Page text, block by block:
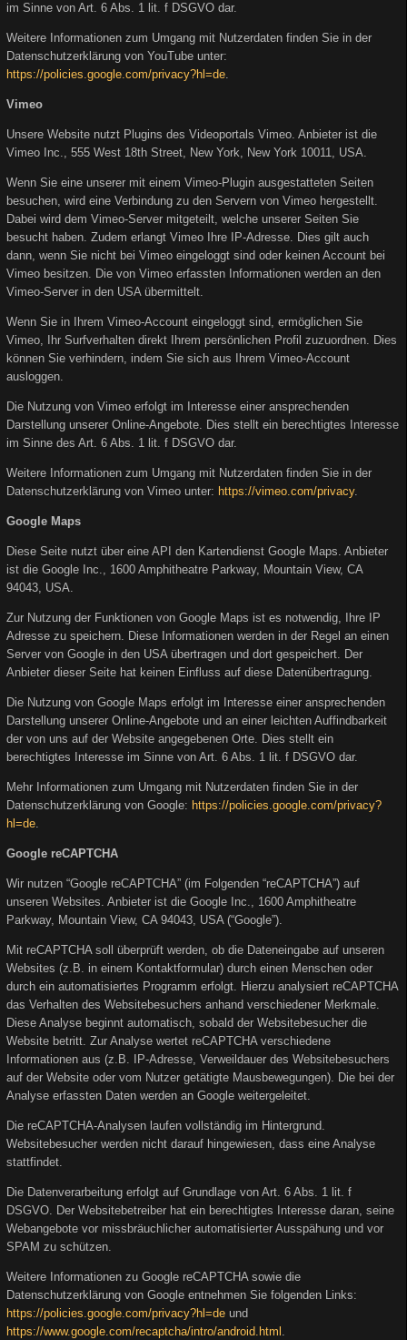
im Sinne von Art. 6 Abs. 1 lit. f DSGVO dar.
Weitere Informationen zum Umgang mit Nutzerdaten finden Sie in der
Datenschutzerklärung von YouTube unter:
https://policies.google.com/privacy?hl=de
Vimeo
Unsere Website nutzt Plugins des Videoportals Vimeo. Anbieter ist die
Vimeo Inc., 555 West 18th Street, New York, New York 10011, USA.
Wenn Sie eine unserer mit einem Vimeo-Plugin ausgestatteten Seiten
besuchen, wird eine Verbindung zu den Servern von Vimeo hergestellt.
Dabei wird dem Vimeo-Server mitgeteilt, welche unserer Seiten Sie
besucht haben. Zudem erlangt Vimeo Ihre IP-Adresse. Dies gilt auch
dann, wenn Sie nicht bei Vimeo eingeloggt sind oder keinen Account bei
Vimeo besitzen. Die von Vimeo erfassten Informationen werden an den
Vimeo-Server in den USA übermittelt.
Wenn Sie in Ihrem Vimeo-Account eingeloggt sind, ermöglichen Sie
Vimeo, Ihr Surfverhalten direkt Ihrem persönlichen Profil zuzuordnen. Dies
können Sie verhindern, indem Sie sich aus Ihrem Vimeo-Account
ausloggen.
Die Nutzung von Vimeo erfolgt im Interesse einer ansprechenden
Darstellung unserer Online-Angebote. Dies stellt ein berechtigtes Interesse
im Sinne des Art. 6 Abs. 1 lit. f DSGVO dar.
Weitere Informationen zum Umgang mit Nutzerdaten finden Sie in der
Datenschutzerklärung von Vimeo unter: https://vimeo.com/privacy.
Google Maps
Diese Seite nutzt über eine API den Kartendienst Google Maps. Anbieter
ist die Google Inc., 1600 Amphitheatre Parkway, Mountain View, CA
94043, USA.
Zur Nutzung der Funktionen von Google Maps ist es notwendig, Ihre IP
Adresse zu speichern. Diese Informationen werden in der Regel an einen
Server von Google in den USA übertragen und dort gespeichert. Der
Anbieter dieser Seite hat keinen Einfluss auf diese Datenübertragung.
Die Nutzung von Google Maps erfolgt im Interesse einer ansprechenden
Darstellung unserer Online-Angebote und an einer leichten Auffindbarkeit
der von uns auf der Website angegebenen Orte. Dies stellt ein
berechtigtes Interesse im Sinne von Art. 6 Abs. 1 lit. f DSGVO dar.
Mehr Informationen zum Umgang mit Nutzerdaten finden Sie in der
Datenschutzerklärung von Google: https://policies.google.com/privacy?
hl=de
Google reCAPTCHA
Wir nutzen “Google reCAPTCHA” (im Folgenden “reCAPTCHA”) auf
unseren Websites. Anbieter ist die Google Inc., 1600 Amphitheatre
Parkway, Mountain View, CA 94043, USA (“Google”).
Mit reCAPTCHA soll überprüft werden, ob die Dateneingabe auf unseren
Websites (z.B. in einem Kontaktformular) durch einen Menschen oder
durch ein automatisiertes Programm erfolgt. Hierzu analysiert reCAPTCHA
das Verhalten des Websitebesuchers anhand verschiedener Merkmale.
Diese Analyse beginnt automatisch, sobald der Websitebesucher die
Website betritt. Zur Analyse wertet reCAPTCHA verschiedene
Informationen aus (z.B. IP-Adresse, Verweildauer des Websitebesuchers
auf der Website oder vom Nutzer getätigte Mausbewegungen). Die bei der
Analyse erfassten Daten werden an Google weitergeleitet.
Die reCAPTCHA-Analysen laufen vollständig im Hintergrund.
Websitebesucher werden nicht darauf hingewiesen, dass eine Analyse
stattfindet.
Die Datenverarbeitung erfolgt auf Grundlage von Art. 6 Abs. 1 lit. f
DSGVO. Der Websitebetreiber hat ein berechtigtes Interesse daran, seine
Webangebote vor missbräuchlicher automatisierter Ausspähung und vor
SPAM zu schützen.
Weitere Informationen zu Google reCAPTCHA sowie die
Datenschutzerklärung von Google entnehmen Sie folgenden Links:
https://policies.google.com/privacy?hl=de und
https://www.google.com/recaptcha/intro/android.html